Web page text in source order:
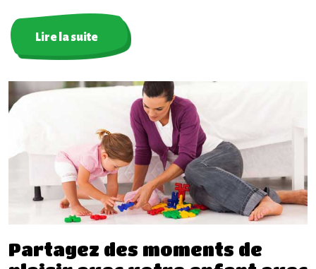
Lire la suite
Partagez des moments de